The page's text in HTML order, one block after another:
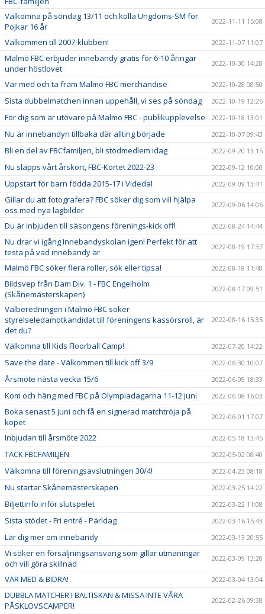
Välkomna på söndag 13/11 och kolla Ungdoms-SM för
Pojkar 16 år
2022-11-11 15:08
Välkommen till 2007-klubben! 2022-11-07 11:07
Malmö FBC erbjuder innebandy gratis för 6-10 åringar
under höstlovet
2022-10-30 14:28
Var med och ta fram Malmö FBC merchandise 2022-10-28 08:50
Sista dubbelmatchen innan uppehåll, vi ses på söndag 2022-10-19 12:26
För dig som är utövare på Malmö FBC - publikupplevelse 2022-10-18 13:01
Nu är innebandyn tillbaka där allting började 2022-10-07 09:43
Bli en del av FBCfamiljen, bli stödmedlem idag 2022-09-20 13:15
Nu släpps vårt årskort, FBC-Kortet 2022-23 2022-09-12 10:00
Uppstart för barn födda 2015-17 i Videdal 2022-09-09 13:41
Gillar du att fotografera? FBC söker dig som vill hjälpa
oss med nya lagbilder
2022-09-06 14:06
Du är inbjuden till säsongens förenings-kick off! 2022-08-24 14:44
Nu drar vi igång Innebandyskolan igen! Perfekt för att
testa på vad innebandy är
2022-08-19 17:37
Malmö FBC söker flera roller, sök eller tipsa! 2022-08-18 11:48
Bildsvep från Dam Div. 1 - FBC Engelholm
(Skånemästerskapen)
2022-08-17 09:51
Valberedningen i Malmö FBC söker
styrelseledamotkandidat till föreningens kassörsroll, är
det du?
2022-08-16 15:35
Välkomna till Kids Floorball Camp! 2022-07-20 14:22
Save the date - Välkommen till kick off 3/9 2022-06-30 10:07
Årsmöte nästa vecka 15/6 2022-06-09 18:33
Kom och häng med FBC på Olympiadagarna 11-12 juni 2022-06-08 16:03
Boka senast 5 juni och få en signerad matchtröja på
köpet
2022-06-01 17:07
Inbjudan till årsmöte 2022 2022-05-18 13:45
TACK FBCFAMILJEN 2022-05-02 08:40
Välkomna till föreningsavslutningen 30/4! 2022-04-23 08:18
Nu startar Skånemästerskapen 2022-03-25 14:22
Biljettinfo inför slutspelet 2022-03-22 11:08
Sista stödet - Fri entré - Pärldag 2022-03-16 15:43
Lär dig mer om innebandy 2022-03-13 20:55
Vi söker en försäljningsansvarig som gillar utmaningar
och vill göra skillnad
2022-03-09 13:20
VAR MED & BIDRA! 2022-03-04 13:04
DUBBLA MATCHER I BALTISKAN & MISSA INTE VÅRA
PÅSKLOVSCAMPER!
2022-02-26 09:38